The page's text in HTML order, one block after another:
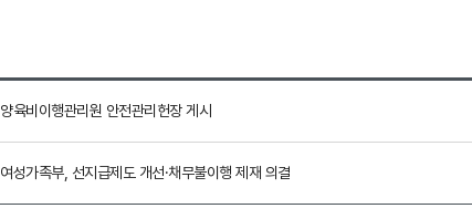
양육비이행관리원 안전관리헌장 게시
여성가족부, 선지급제도 개선·채무불이행 제재 의결